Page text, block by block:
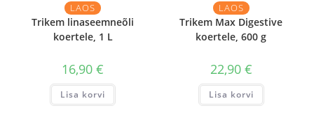
LAOS
Trikem linaseemneõli
koertele, 1 L
16,90€
Lisa korvi
LAOS
Trikem Max Digestive
koertele, 600 g
22,90 €
Lisa korvi